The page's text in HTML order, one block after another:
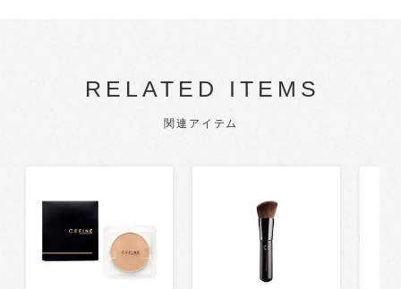
RELATED ITEMS
関連アイテム